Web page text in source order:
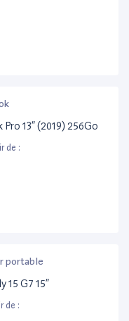
13” (2019) 256Go
de :
portable
15 G7 15”
de :